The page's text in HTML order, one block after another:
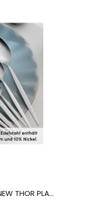
KASIK TAKIMI 84 PRC V2 NEW THOR PLATIN 8683650107262